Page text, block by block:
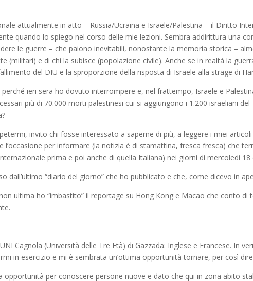
attualmente in atto – Russia/Ucraina e Israele/Palestina – il Diritto
quando lo spiego nel corso delle mie lezioni. Sembra addirittura una
le guerre – che paiono inevitabili, nonostante la memoria storica –
(militari) e di chi la subisce (popolazione civile). Anche se in realtà la
del DIU e la sproporzione della risposta di Israele alla strage di
ieri sera ho dovuto interrompere e, nel frattempo, Israele e
più di 70.000 morti palestinesi cui si aggiungono i 1.200 israeliani
invito chi fosse interessato a saperne di più, a leggere i miei
l’occasione per informare (la notizia è di stamattina, fresca fresca) che
prima e poi anche di quella Italiana) nei giorni di mercoledì
dall’ultimo “diario del giorno” che ho pubblicato e che, come dicevo in
ultima ho “imbastito” il reportage su Hong Kong e Macao che conto
Cagnola (Università delle Tre Età) di Gazzada: Inglese e Francese. In
in esercizio e mi è sembrata un’ottima opportunità tornare, per così
opportunità per conoscere persone nuove e dato che qui in zona abito